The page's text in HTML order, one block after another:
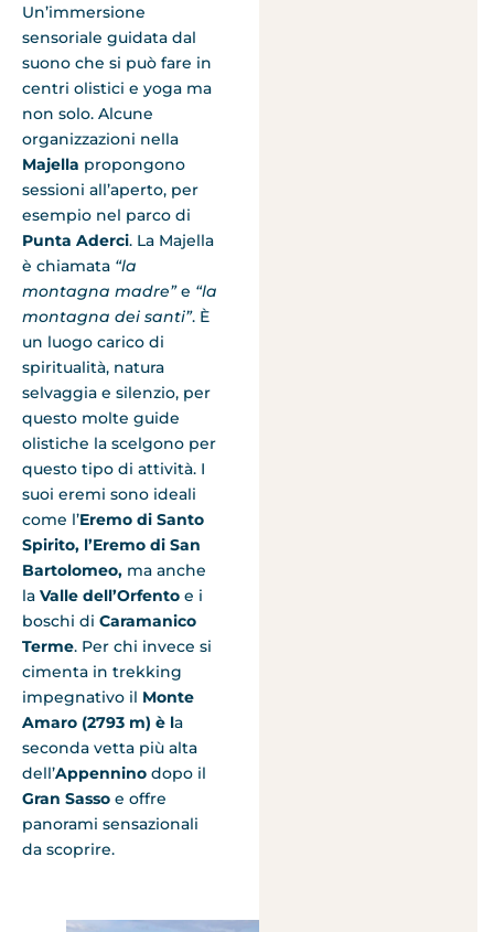
Un’immersione
sensoriale guidata dal
suono che si può fare in
centri olistici e yoga ma
non solo. Alcune
organizzazioni nella
Majella propongono
sessioni all’aperto, per
esempio nel parco di
Punta Aderci. La Majella
è chiamata “la
montagna madre”e “la
montagna dei santi”. È
un luogo carico di
spiritualità, natura
selvaggia e silenzio, per
questo molte guide
olistiche la scelgono per
questo tipo di attività. I
suoi eremi sono ideali
come l’Eremo di Santo
Spirito, l’Eremo di San
Bartolomeo, ma anche
la Valle dell’Orfento e i
boschi di Caramanico
Terme. Per chi invece si
cimenta in trekking
impegnativo il Monte
Amaro (2793 m) è la
seconda vetta più alta
dell’Appennino dopo il
Gran Sasso e offre
panorami sensazionali
da scoprire.